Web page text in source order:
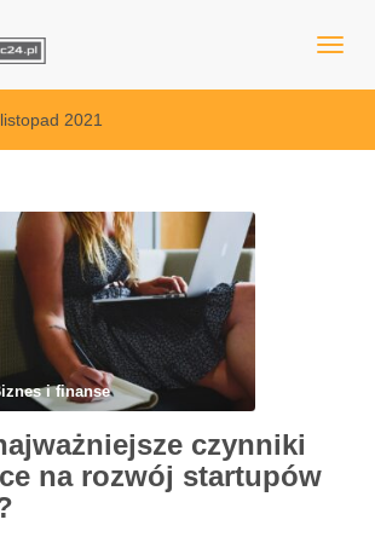
listopad 2021
i finanse
czynniki
na rozwój startupów